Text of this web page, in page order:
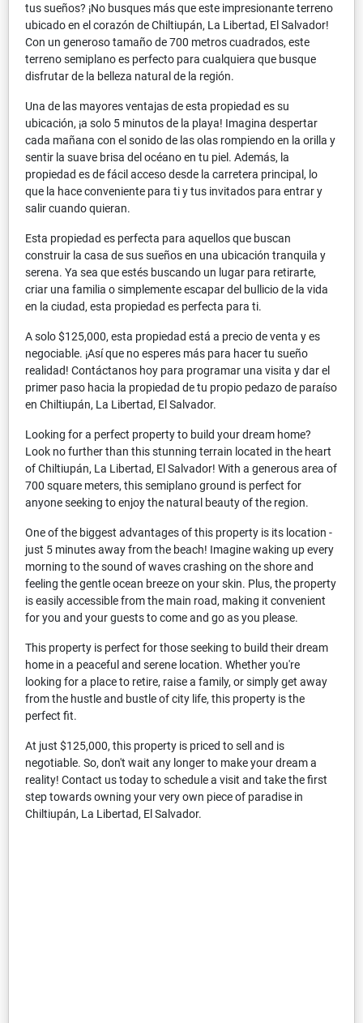
tus sueños? ¡No busques más que este impresionante terreno
ubicado en el corazón de Chiltiupán, La Libertad, El Salvador!
Con un generoso tamaño de 700 metros cuadrados, este
terreno semiplano es perfecto para cualquiera que busque
disfrutar de la belleza natural de la región.
Una de las mayores ventajas de esta propiedad es su
ubicación, ¡a solo 5 minutos de la playa! Imagina despertar
cada mañana con el sonido de las olas rompiendo en la orilla y
sentir la suave brisa del océano en tu piel. Además, la
propiedad es de fácil acceso desde la carretera principal, lo
que la hace conveniente para ti y tus invitados para entrar y
salir cuando quieran.
Esta propiedad es perfecta para aquellos que buscan
construir la casa de sus sueños en una ubicación tranquila y
serena. Ya sea que estés buscando un lugar para retirarte,
criar una familia o simplemente escapar del bullicio de la vida
en la ciudad, esta propiedad es perfecta para ti.
A solo $125,000, esta propiedad está a precio de venta y es
negociable. ¡Así que no esperes más para hacer tu sueño
realidad! Contáctanos hoy para programar una visita y dar el
primer paso hacia la propiedad de tu propio pedazo de paraíso
en Chiltiupán, La Libertad, El Salvador.
Looking for a perfect property to build your dream home?
Look no further than this stunning terrain located in the heart
of Chiltiupán, La Libertad, El Salvador! With a generous area of
700 square meters, this semiplano ground is perfect for
anyone seeking to enjoy the natural beauty of the region.
One of the biggest advantages of this property is its location -
just 5 minutes away from the beach! Imagine waking up every
morning to the sound of waves crashing on the shore and
feeling the gentle ocean breeze on your skin. Plus, the property
is easily accessible from the main road, making it convenient
for you and your guests to come and go as you please.
This property is perfect for those seeking to build their dream
home in a peaceful and serene location. Whether you're
looking for a place to retire, raise a family, or simply get away
from the hustle and bustle of city life, this property is the
perfect fit.
At just $125,000, this property is priced to sell and is
negotiable. So, don't wait any longer to make your dream a
reality! Contact us today to schedule a visit and take the first
step towards owning your very own piece of paradise in
Chiltiupán, La Libertad, El Salvador.